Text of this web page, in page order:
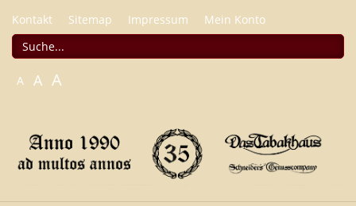
Kontakt Sitemap Impressum Mein Konto
A A A